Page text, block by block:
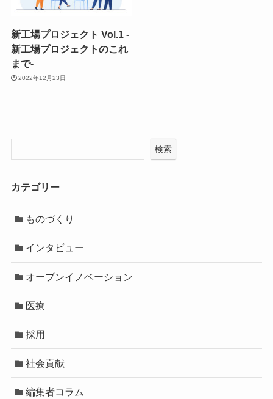
新工場プロジェクト Vol.1 -
新工場プロジェクトのこれ
まで-
2022年12月23日
検索
カテゴリー
ものづくり
インタビュー
オープンイノベーション
医療
採用
社会貢献
編集者コラム